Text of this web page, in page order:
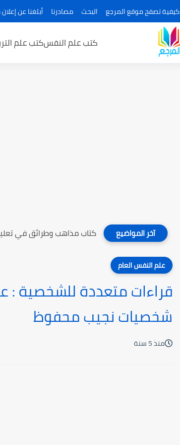
كيفية تصفح موقع المرجع البحث مصادرنا أبلغنا عن
كتب علم النفسكتب علم
آخر المواضيع كتاب مذاهب وطرائق في
علم النفس العام
قراءات متعددة للشخصية :
شخصيات نجيب محفوظ
منذ 5 سنة